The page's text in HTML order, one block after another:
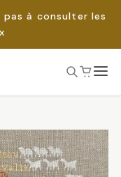
à consulter les